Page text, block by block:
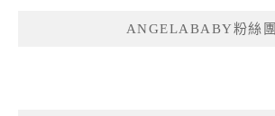
ANGELABABY粉絲團